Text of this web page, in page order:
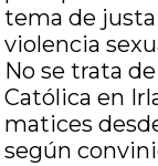
tema de
violencia
No se trata
Católica en
matices
según